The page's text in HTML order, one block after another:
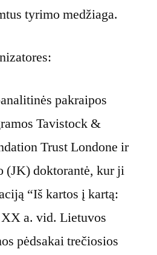
tyrimo medžiaga.
pakraipos
Tavistock &
Trust Londone ir
(JK) doktorantė, kur ji
“Iš kartos į kartą:
a. vid. Lietuvos
pėdsakai trečiosios